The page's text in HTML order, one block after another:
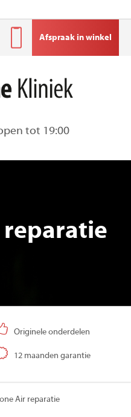
tot 19:00
Afspraak in winkel
reparatie
Originele onderdelen
12 maanden garantie
Air reparatie